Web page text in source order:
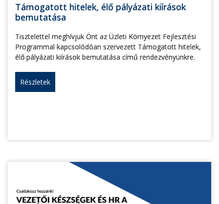
Támogatott hitelek, élő pályázati kiírások
bemutatása
Tisztelettel meghívjuk Önt az Üzleti Környezet Fejlesztési
Programmal kapcsolódóan szervezett Támogatott hitelek,
élő pályázati kiírások bemutatása című rendezvényünkre.
Részletek